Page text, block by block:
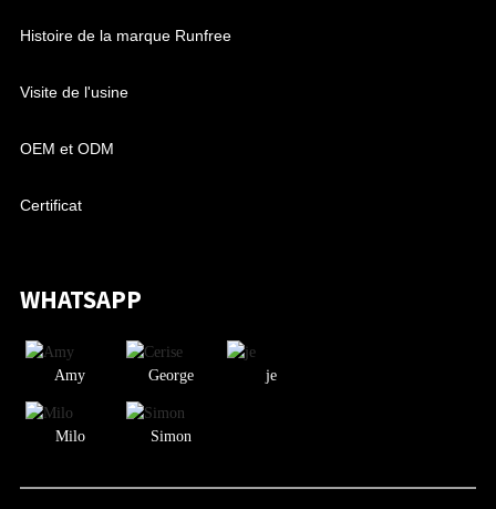
Histoire de la marque Runfree
Visite de l'usine
OEM et ODM
Certificat
WHATSAPP
Amy George je
Milo Simon